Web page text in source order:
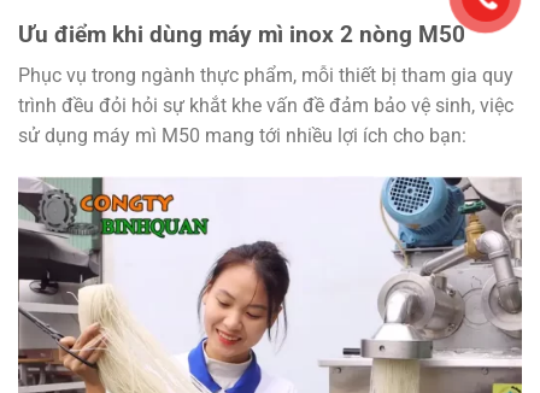
Ưu điểm khi dùng máy mì inox 2 nòng M50
Phục vụ trong ngành thực phẩm, mỗi thiết bị tham gia quy
trình đều đỏi hỏi sự khắt khe vấn đề đảm bảo vệ sinh, việc
sử dụng máy mì M50 mang tới nhiều lợi ích cho bạn: